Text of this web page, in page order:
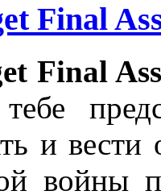
Final
Final
и
войны